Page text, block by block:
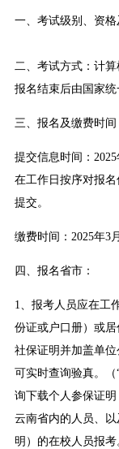
一、考试级别、资格
二、考试方式：计
报名结束后由国家统
三、报名及缴费时间
提交信息时间：
在工作日按序对报
提交。
缴费时间：2025年3
四、报名省市：
1、报考人员应在工
份证或户口册）或
社保证明并加盖单
可实时查询验真。（
询下载个人参保证
云南省内的人员、
明）的在校人员报考